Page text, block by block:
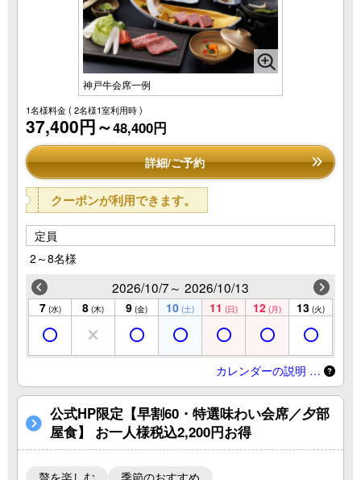
神戸牛会席一例
1名様料金( 2名様1室利用時 )
37,400円～48,400円
詳細/ご予約
クーポンが利用できます。
定員
2～8名様
2026/10/7～ 2026/10/13
7 (水) 8 (木) 9 (金) 10 (土) 11 (日) 12 (月) 13 (火)
カレンダーの説明 …
公式HP限定【早割60・特選味わい会席／夕部
屋食】 お一人様税込2,200円お得